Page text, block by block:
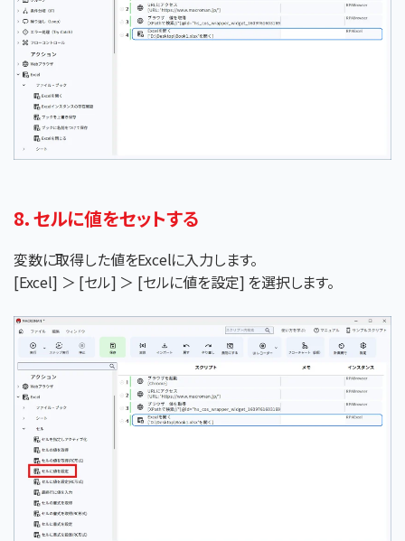
8．セルに値をセットする
変数に取得した値をExcelに入力します。
[Excel] ＞ [セル] ＞ [セルに値を設定] を選択します。